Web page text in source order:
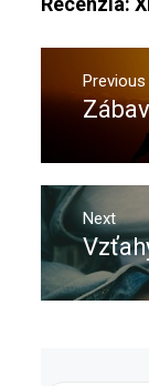
Navigace
pro Previous
Previous
Next
Next
post: